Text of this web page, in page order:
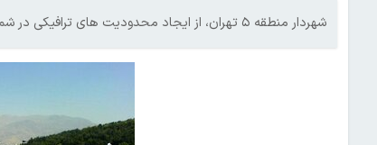
شهردار منطقه ۵ تهران، از ایجاد محدودیت های ترافیکی در شمال غرب تهران در روز تشییع خبر داد.